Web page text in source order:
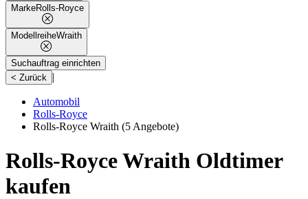
MarkeRolls-Royce
ModellreiheWraith
Suchauftrag einrichten
< Zurück |
Automobil
Rolls-Royce
Rolls-Royce Wraith (5 Angebote)
Rolls-Royce Wraith Oldtimer
kaufen